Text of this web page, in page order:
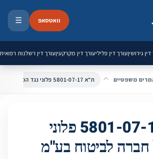
וואטסאפ ☰
גירושיןעורך דין פליליעורך דין מקרקעיןעורך דין רשלנות רפואית
משפטיים ת"א 5801-07-17 פלוני נגד הפול חברה לביטוח בע"מ
ת"א 5801-07-17 פלוני
חברה לביטוח בע"מ